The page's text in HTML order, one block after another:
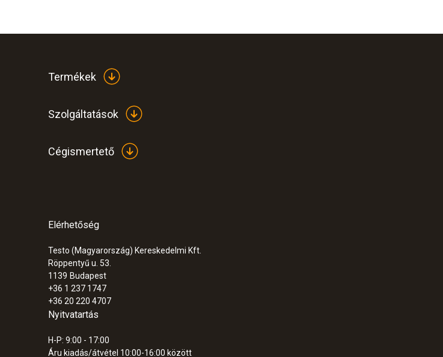
Termékek
Szolgáltatások
Cégismertető
Elérhetőség
Testo (Magyarország) Kereskedelmi Kft.
Röppentyű u. 53.
1139 Budapest
+36 1 237 1747
+36 20 220 4707
Nyitvatartás
H-P: 9:00 - 17:00
Áru kiadás/átvétel 10:00-16:00 között